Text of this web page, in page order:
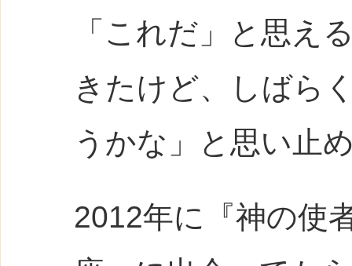
「これだ」と思え
きたけど、しばら
うかな」と思い止
2012年に『神の使